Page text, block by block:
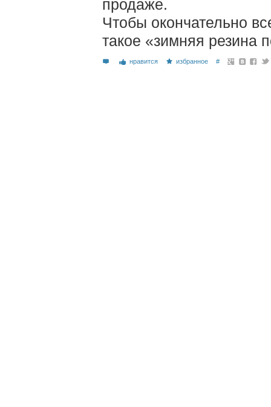
продаже.
Чтобы окончательно
такое «зимняя резина
нравится избранное #